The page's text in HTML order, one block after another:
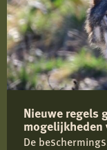
Nieuwe regels
De